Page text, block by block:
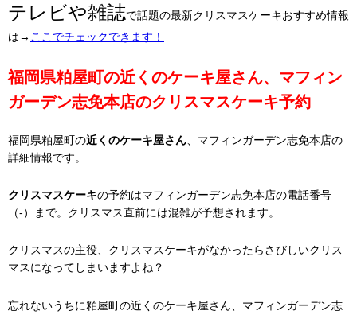
テレビや雑誌で話題の最新クリスマスケーキおすすめ情報
は→ ここでチェックできます！
福岡県粕屋町の近くのケーキ屋さん、マフィン
ガーデン志免本店のクリスマスケーキ予約
福岡県粕屋町の近くのケーキ屋さん 、マフィンガーデン志免本店の
詳細情報です。
クリスマスケーキの予約はマフィンガーデン志免本店の電話番号
（-）まで。クリスマス直前には混雑が予想されます。
クリスマスの主役、クリスマスケーキがなかったらさびしいクリス
マスになってしまいますよね？
忘れないうちに粕屋町の近くのケーキ屋さん、マフィンガーデン志